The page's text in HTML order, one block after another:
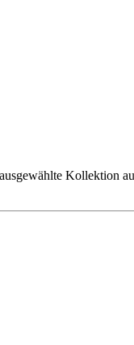
Kollektion